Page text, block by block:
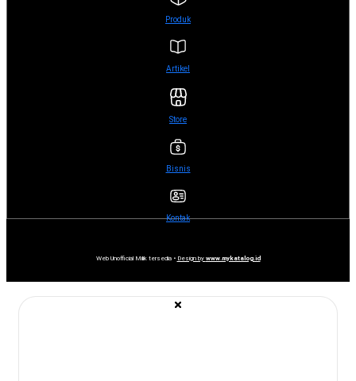
Produk
Artikel
Store
Bisnis
Kontak
Web Unofficial Milik tersedia • Design by www.mykatalog.id